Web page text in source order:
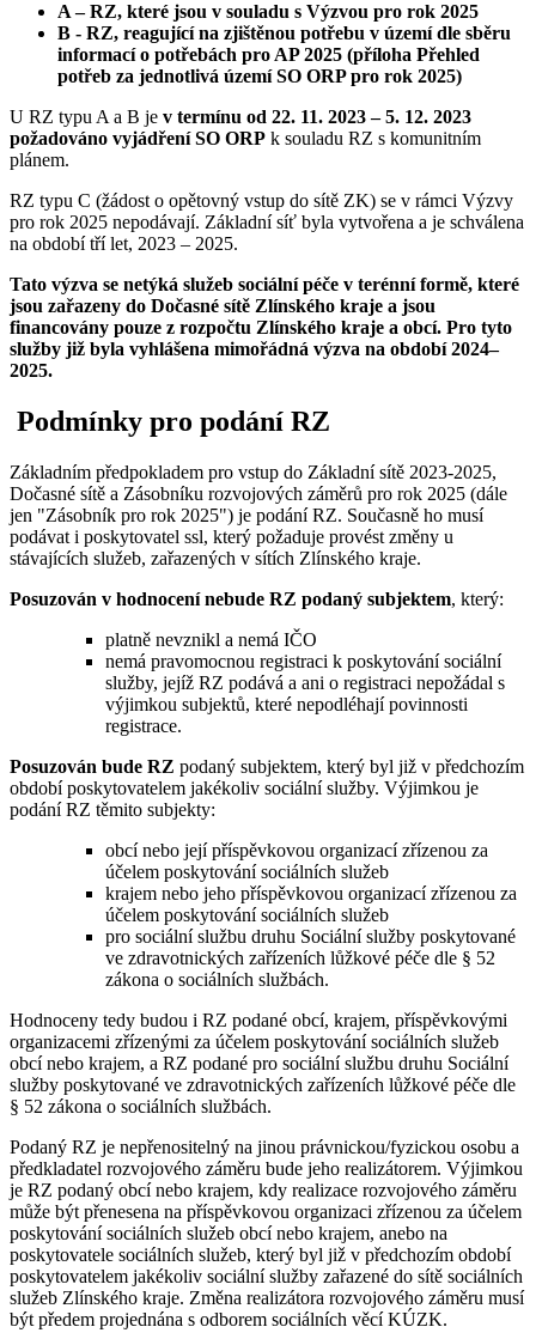
A – RZ, které jsou v souladu s Výzvou pro rok 2025
B - RZ, reagující na zjištěnou potřebu v území dle sběru
informací o potřebách pro AP 2025 (příloha Přehled
potřeb za jednotlivá území SO ORP pro rok 2025)
U RZ typu A a B je v termínu od 22. 11. 2023 – 5. 12. 2023
požadováno vyjádření SO ORP k souladu RZ s komunitním
plánem.
RZ typu C (žádost o opětovný vstup do sítě ZK) se v rámci Výzvy
pro rok 2025 nepodávají. Základní síť byla vytvořena a je schválena
na období tří let, 2023 – 2025.
Tato výzva se netýká služeb sociální péče v terénní formě, které
jsou zařazeny do Dočasné sítě Zlínského kraje a jsou
financovány pouze z rozpočtu Zlínského kraje a obcí. Pro tyto
služby již byla vyhlášena mimořádná výzva na období 2024–
2025.
Podmínky pro podání RZ
Základním předpokladem pro vstup do Základní sítě 2023-2025,
Dočasné sítě a Zásobníku rozvojových záměrů pro rok 2025 (dále
jen "Zásobník pro rok 2025") je podání RZ. Současně ho musí
podávat i poskytovatel ssl, který požaduje provést změny u
stávajících služeb, zařazených v sítích Zlínského kraje.
Posuzován v hodnocení nebude RZ podaný subjektem, který:
platně nevznikl a nemá IČO
nemá pravomocnou registraci k poskytování sociální
služby, jejíž RZ podává a ani o registraci nepožádal s
výjimkou subjektů, které nepodléhají povinnosti
registrace.
Posuzován bude RZ podaný subjektem, který byl již v předchozím
období poskytovatelem jakékoliv sociální služby. Výjimkou je
podání RZ těmito subjekty:
obcí nebo její příspěvkovou organizací zřízenou za
účelem poskytování sociálních služeb
krajem nebo jeho příspěvkovou organizací zřízenou za
účelem poskytování sociálních služeb
pro sociální službu druhu Sociální služby poskytované
ve zdravotnických zařízeních lůžkové péče dle § 52
zákona o sociálních službách.
Hodnoceny tedy budou i RZ podané obcí, krajem, příspěvkovými
organizacemi zřízenými za účelem poskytování sociálních služeb
obcí nebo krajem, a RZ podané pro sociální službu druhu Sociální
služby poskytované ve zdravotnických zařízeních lůžkové péče dle
§ 52 zákona o sociálních službách.
Podaný RZ je nepřenositelný na jinou právnickou/fyzickou osobu a
předkladatel rozvojového záměru bude jeho realizátorem. Výjimkou
je RZ podaný obcí nebo krajem, kdy realizace rozvojového záměru
může být přenesena na příspěvkovou organizaci zřízenou za účelem
poskytování sociálních služeb obcí nebo krajem, anebo na
poskytovatele sociálních služeb, který byl již v předchozím období
poskytovatelem jakékoliv sociální služby zařazené do sítě sociálních
služeb Zlínského kraje. Změna realizátora rozvojového záměru musí
být předem projednána s odborem sociálních věcí KÚZK.